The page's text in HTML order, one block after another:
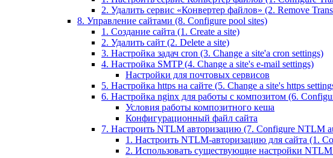
2. Удалить сервис «Конвертер файлов» (2. Remove
8. Управление сайтами (8. Configure pool sites)
1. Создание сайта (1. Create a site)
2. Удалить сайт (2. Delete a site)
3. Настройка задач cron (3. Change a site'a cron settings)
4. Настройка SMTP (4. Change a site's e-mail settings)
Настройки для почтовых сервисов
5. Настройка https на сайте (5. Change a site's https
6. Настройка nginx для работы с композитом (6.
Условия работы композитного кеша
Конфигурационный файл сайта
7. Настроить NTLM авторизацию (7. Configure NTLM
1. Настроить NTLM-авторизацию для сайта (1.
2. Использовать существующие настройки